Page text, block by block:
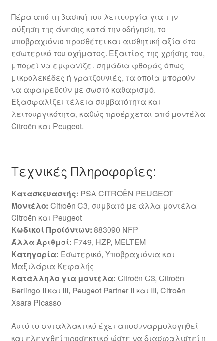
Πέρα από τη βασική του λειτουργία για την
αύξηση της άνεσης κατά την οδήγηση, το
υποβραχιόνιο προσθέτει και αισθητική αξία στο
εσωτερικό του οχήματος. Εξαιτίας της χρήσης του,
μπορεί να εμφανίζει σημάδια φθοράς όπως
μικρολεκέδες ή γρατζουνιές, τα οποία μπορούν
να αφαιρεθούν με σωστό καθαρισμό.
Εξασφαλίζει τέλεια συμβατότητα και
λειτουργικότητα, καθώς προέρχεται από μοντέλα
Citroën και Peugeot.
Τεχνικές Πληροφορίες:
Κατασκευαστής: PSA CITROËN PEUGEOT
Μοντέλο: Citroën C3, συμβατό με άλλα μοντέλα
Citroën και Peugeot
Κωδικοί Προϊόντων: 883090 NFP
Άλλα Αριθμοί: F749, HZP, MELTEM
Κατηγορία: Εσωτερικό, Υποβραχιόνια και
Μαξιλάρια Κεφαλής
Κατάλληλο για μοντέλα: Citroën C3, Citroën
Berlingo II και III, Peugeot Partner II και III, Citroën
Xsara Picasso
Αυτό το ανταλλακτικό έχει αποσυναρμολογηθεί
και ελεγχθεί προσεκτικά ώστε να διασφαλιστεί η